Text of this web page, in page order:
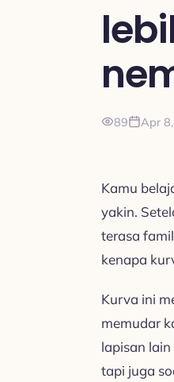
89 Apr
Kamu
yakin.
terasa
kenapa
Kurva ini
memudar
lapisan
tapi juga